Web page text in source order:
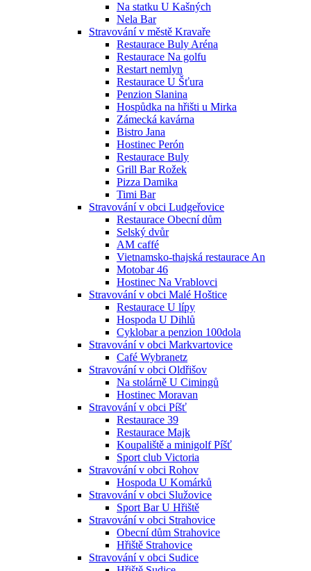
Na statku U Kašných
Nela Bar
Stravování v městě Kravaře
Restaurace Buly Aréna
Restaurace Na golfu
Restart nemlyn
Restaurace U Šťura
Penzion Slanina
Hospůdka na hřišti u Mirka
Zámecká kavárna
Bistro Jana
Hostinec Perón
Restaurace Buly
Grill Bar Rožek
Pizza Damika
Timi Bar
Stravování v obci Ludgeřovice
Restaurace Obecní dům
Selský dvůr
AM caffé
Vietnamsko-thajská restaurace An
Motobar 46
Hostinec Na Vrablovci
Stravování v obci Malé Hoštice
Restaurace U lípy
Hospoda U Dihlů
Cyklobar a penzion 100dola
Stravování v obci Markvartovice
Café Wybranetz
Stravování v obci Oldřišov
Na stolárně U Cimingů
Hostinec Moravan
Stravování v obci Píšť
Restaurace 39
Restaurace Majk
Koupaliště a minigolf Píšť
Sport club Victoria
Stravování v obci Rohov
Hospoda U Komárků
Stravování v obci Služovice
Sport Bar U Hřiště
Stravování v obci Strahovice
Obecní dům Strahovice
Hřiště Strahovice
Stravování v obci Sudice